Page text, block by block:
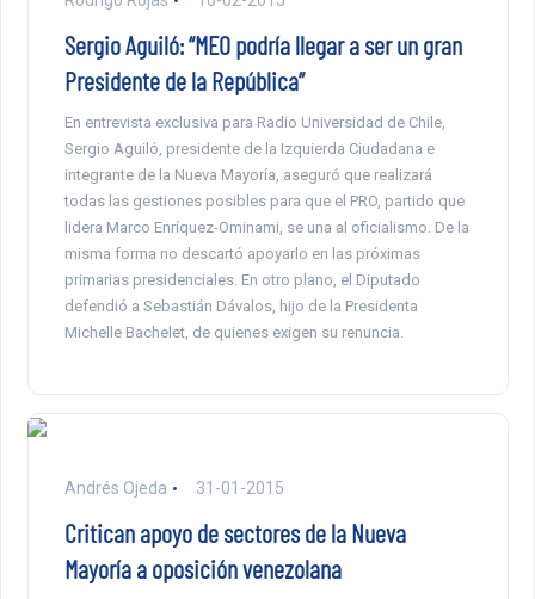
Sergio Aguiló: “MEO podría llegar a ser un gran
Presidente de la República”
En entrevista exclusiva para Radio Universidad de Chile,
Sergio Aguiló, presidente de la Izquierda Ciudadana e
integrante de la Nueva Mayoría, aseguró que realizará
todas las gestiones posibles para que el PRO, partido que
lidera Marco Enríquez-Ominami, se una al oficialismo. De la
misma forma no descartó apoyarlo en las próximas
primarias presidenciales. En otro plano, el Diputado
defendió a Sebastián Dávalos, hijo de la Presidenta
Michelle Bachelet, de quienes exigen su renuncia.
Andrés Ojeda 31-01-2015
Critican apoyo de sectores de la Nueva
Mayoría a oposición venezolana